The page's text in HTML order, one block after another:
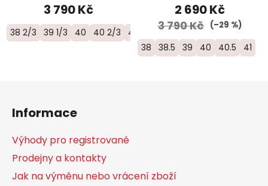
3 790 Kč
38 2/3 39 1/3 40 40 2/3 41 1/3
2 690 Kč
3 790 Kč (–29 %)
38 38.5 39 40 40.5 41
Informace
Výhody pro registrované
Prodejny a kontakty
Jak na výměnu nebo vrácení zboží